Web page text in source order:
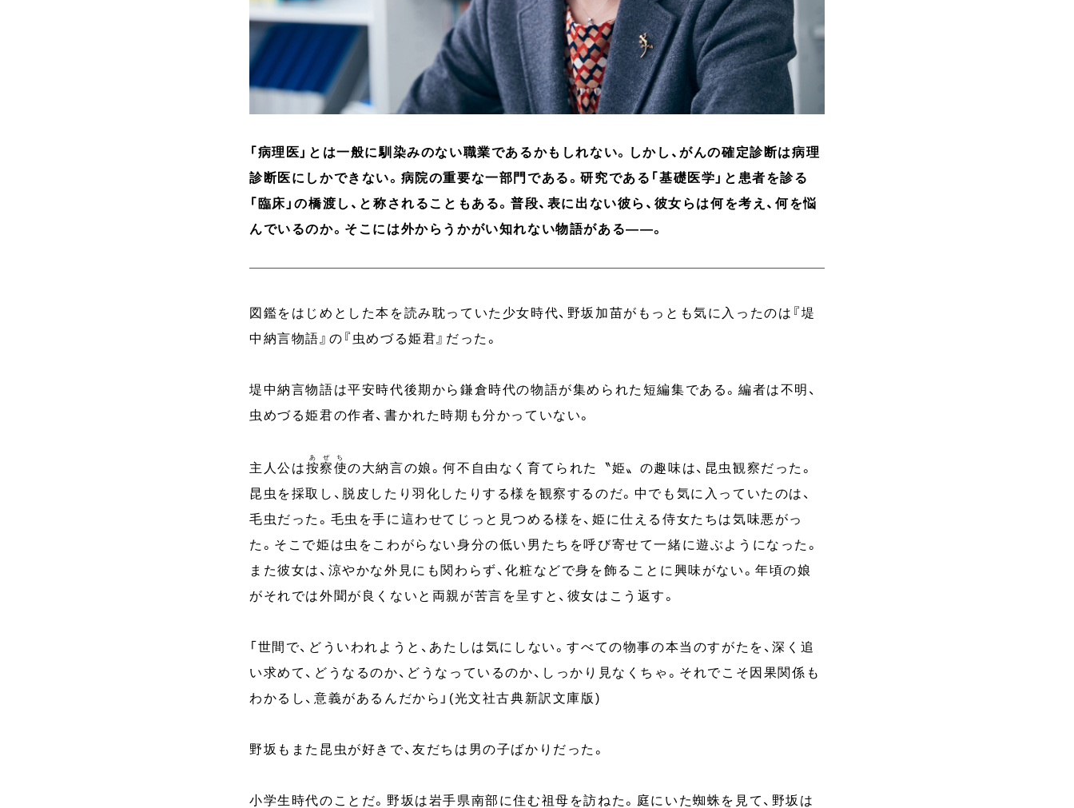
「病理医」とは一般に馴染みのない職業であるかもしれない。しかし、がんの確定診断は病理
診断医にしかできない。病院の重要な一部門である。研究である「基礎医学」と患者を診る
「臨床」の橋渡し、と称されることもある。普段、表に出ない彼ら、彼女らは何を考え、何を悩
んでいるのか。そこには外からうかがい知れない物語がある——。
図鑑をはじめとした本を読み耽っていた少女時代、野坂加苗がもっとも気に入ったのは『堤
中納言物語』の『虫めづる姫君』だった。
堤中納言物語は平安時代後期から鎌倉時代の物語が集められた短編集である。編者は不明、
虫めづる姫君の作者、書かれた時期も分かっていない。
主人公は按察使
あぜち
の大納言の娘。何不自由なく育てられた〝姫〟の趣味は、昆虫観察だった。
昆虫を採取し、脱皮したり羽化したりする様を観察するのだ。中でも気に入っていたのは、
毛虫だった。毛虫を手に這わせてじっと見つめる様を、姫に仕える侍女たちは気味悪がっ
た。そこで姫は虫をこわがらない身分の低い男たちを呼び寄せて一緒に遊ぶようになった。
また彼女は、涼やかな外見にも関わらず、化粧などで身を飾ることに興味がない。年頃の娘
がそれでは外聞が良くないと両親が苦言を呈すと、彼女はこう返す。
「世間で、どういわれようと、あたしは気にしない。すべての物事の本当のすがたを、深く追
い求めて、どうなるのか、どうなっているのか、しっかり見なくちゃ。それでこそ因果関係も
わかるし、意義があるんだから」(光文社古典新訳文庫版)
野坂もまた昆虫が好きで、友だちは男の子ばかりだった。
小学生時代のことだ。野坂は岩手県南部に住む祖母を訪ねた。庭にいた蜘蛛を見て、野坂は